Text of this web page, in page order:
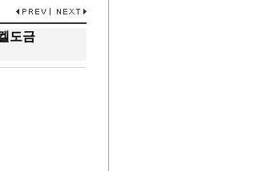
도금